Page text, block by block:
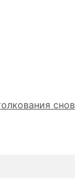
снов